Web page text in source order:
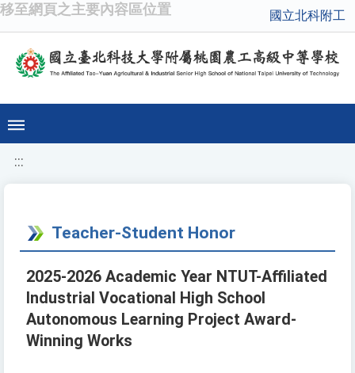
移至網頁之主要內容區位置 國立北科附工
:::
Teacher-Student Honor
2025-2026 Academic Year NTUT-Affiliated
Industrial Vocational High School
Autonomous Learning Project Award-
Winning Works